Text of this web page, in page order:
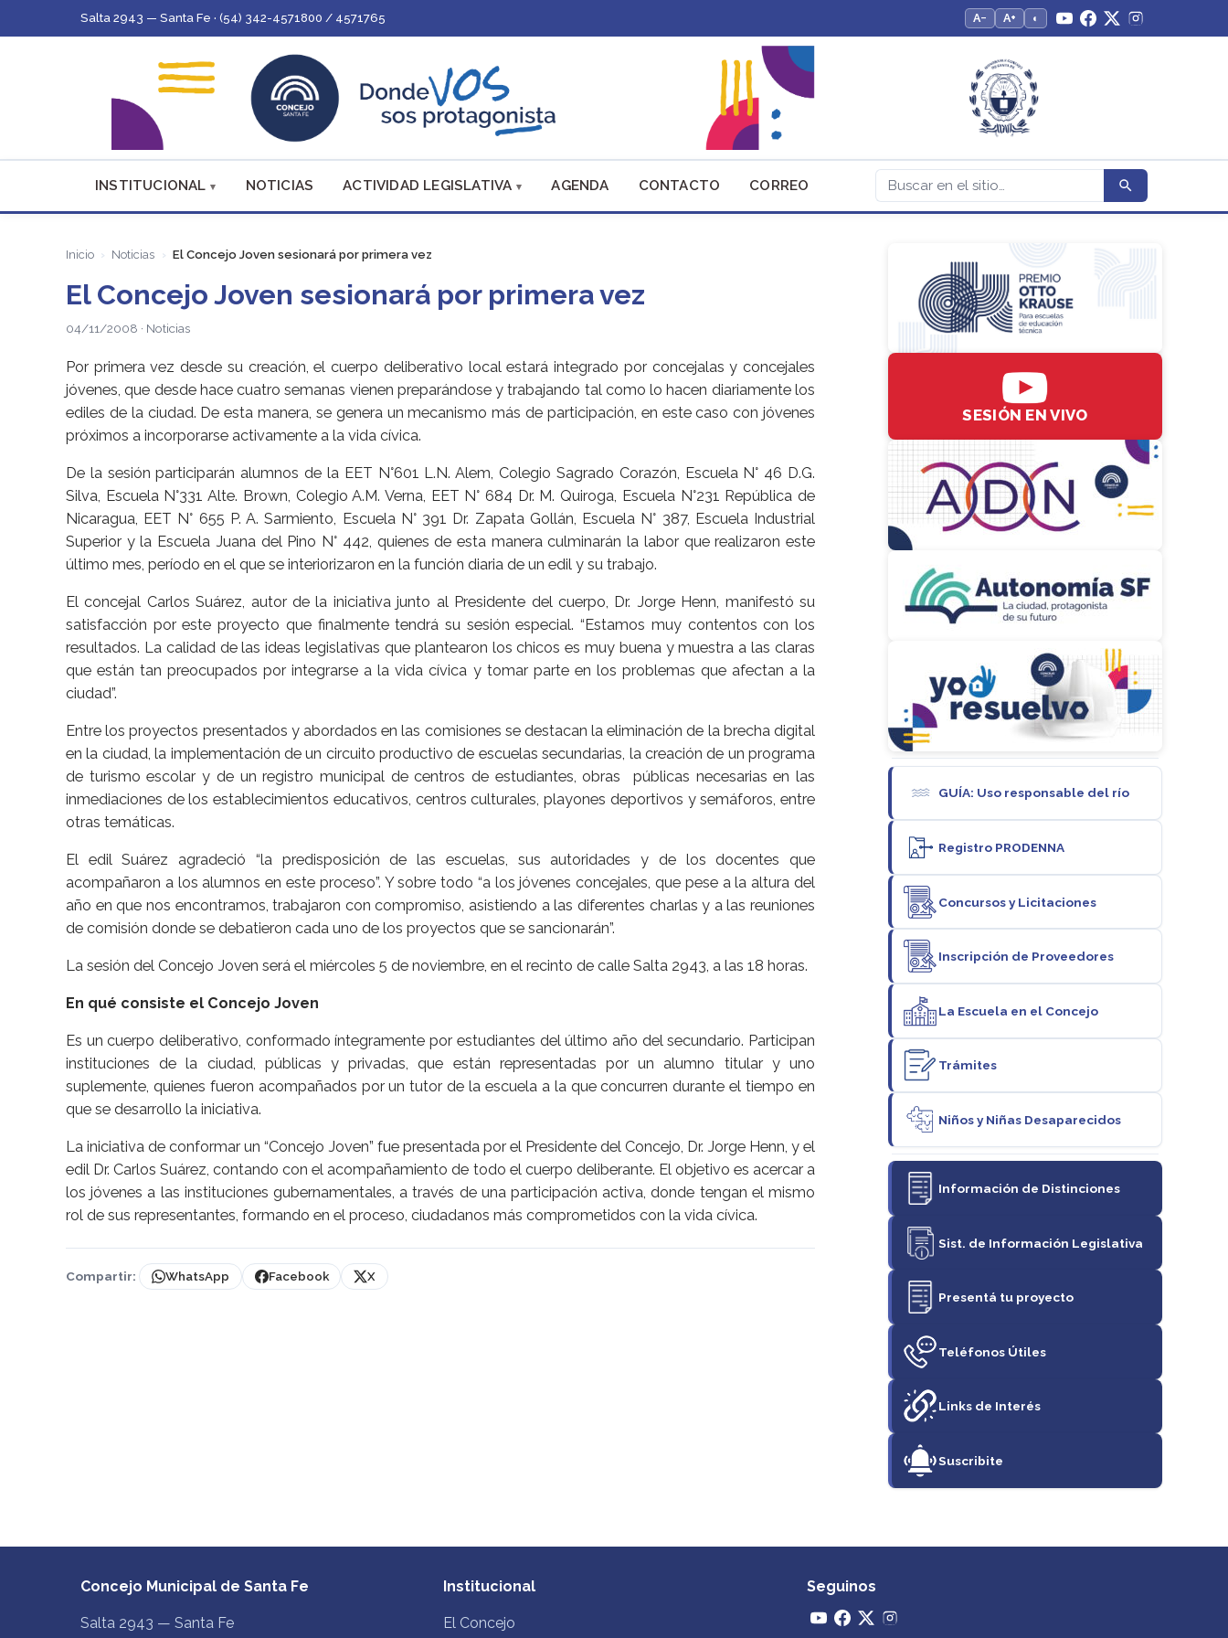
Salta 2943 — Santa Fe · (54) 342-4571800 / 4571765 A− A+ ◐
INSTITUCIONAL NOTICIAS ACTIVIDAD LEGISLATIVA AGENDA CONTACTO CORREO
Inicio Noticias El Concejo Joven sesionará por primera vez
El Concejo Joven sesionará por primera vez
04/11/2008 · Noticias
Por primera vez desde su creación, el cuerpo deliberativo local estará integrado por concejalas y concejales
jóvenes, que desde hace cuatro semanas vienen preparándose y trabajando tal como lo hacen diariamente los
ediles de la ciudad. De esta manera, se genera un mecanismo más de participación, en este caso con jóvenes
próximos a incorporarse activamente a la vida cívica.
De la sesión participarán alumnos de la EET N°601 L.N. Alem, Colegio Sagrado Corazón, Escuela N° 46 D.G.
Silva, Escuela N°331 Alte. Brown, Colegio A.M. Verna, EET N° 684 Dr. M. Quiroga, Escuela N°231 República de
Nicaragua, EET N° 655 P. A. Sarmiento, Escuela N° 391 Dr. Zapata Gollán, Escuela N° 387, Escuela Industrial
Superior y la Escuela Juana del Pino N° 442, quienes de esta manera culminarán la labor que realizaron este
último mes, período en el que se interiorizaron en la función diaria de un edil y su trabajo.
El concejal Carlos Suárez, autor de la iniciativa junto al Presidente del cuerpo, Dr. Jorge Henn, manifestó su
satisfacción por este proyecto que finalmente tendrá su sesión especial. “Estamos muy contentos con los
resultados. La calidad de las ideas legislativas que plantearon los chicos es muy buena y muestra a las claras
que están tan preocupados por integrarse a la vida cívica y tomar parte en los problemas que afectan a la
ciudad”.
Entre los proyectos presentados y abordados en las comisiones se destacan la eliminación de la brecha digital
en la ciudad, la implementación de un circuito productivo de escuelas secundarias, la creación de un programa
de turismo escolar y de un registro municipal de centros de estudiantes, obras públicas necesarias en las
inmediaciones de los establecimientos educativos, centros culturales, playones deportivos y semáforos, entre
otras temáticas.
El edil Suárez agradeció “la predisposición de las escuelas, sus autoridades y de los docentes que
acompañaron a los alumnos en este proceso”. Y sobre todo “a los jóvenes concejales, que pese a la altura del
año en que nos encontramos, trabajaron con compromiso, asistiendo a las diferentes charlas y a las reuniones
de comisión donde se debatieron cada uno de los proyectos que se sancionarán”.
La sesión del Concejo Joven será el miércoles 5 de noviembre, en el recinto de calle Salta 2943, a las 18 horas.
En qué consiste el Concejo Joven
Es un cuerpo deliberativo, conformado íntegramente por estudiantes del último año del secundario. Participan
instituciones de la ciudad, públicas y privadas, que están representadas por un alumno titular y uno
suplemente, quienes fueron acompañados por un tutor de la escuela a la que concurren durante el tiempo en
que se desarrollo la iniciativa.
La iniciativa de conformar un “Concejo Joven” fue presentada por el Presidente del Concejo, Dr. Jorge Henn, y el
edil Dr. Carlos Suárez, contando con el acompañamiento de todo el cuerpo deliberante. El objetivo es acercar a
los jóvenes a las instituciones gubernamentales, a través de una participación activa, donde tengan el mismo
rol de sus representantes, formando en el proceso, ciudadanos más comprometidos con la vida cívica.
Compartir: WhatsApp Facebook X
SESIÓN EN VIVO
GUÍA: Uso responsable del río
Registro PRODENNA
Concursos y Licitaciones
Inscripción de Proveedores
La Escuela en el Concejo
Trámites
Niños y Niñas Desaparecidos
Información de Distinciones
Sist. de Información Legislativa
Presentá tu proyecto
Teléfonos Útiles
Links de Interés
Suscribite
Concejo Municipal de Santa Fe
Salta 2943 — Santa Fe
Institucional
El Concejo
Seguinos